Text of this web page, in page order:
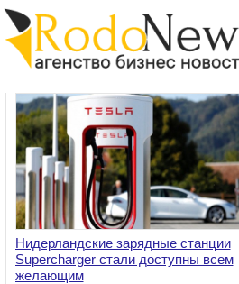
Нидерландские зарядные станции
Supercharger стали доступны всем
желающим